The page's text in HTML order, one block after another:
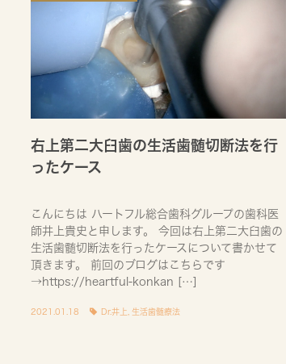
右上第二大臼歯の生活歯髄切断法を行
ったケース
こんにちは ハートフル総合歯科グループの歯科医
師井上貴史と申します。 今回は右上第二大臼歯の
生活歯髄切断法を行ったケースについて書かせて
頂きます。 前回のブログはこちらです
→https://heartful-konkan […]
2021.01.18 Dr.井上 ,生活歯髄療法